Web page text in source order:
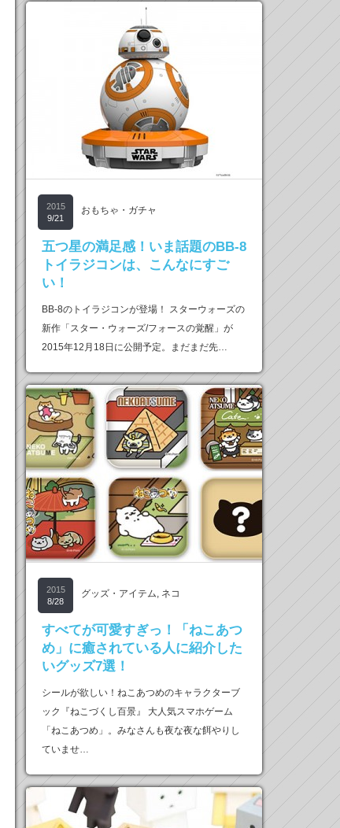
2015
9/21
おもちゃ・ガチャ
五つ星の満足感！いま話題のBB-8
トイラジコンは、こんなにすご
い！
BB-8のトイラジコンが登場！ スターウォーズの
新作「スター・ウォーズ/フォースの覚醒」が
2015年12月18日に公開予定。まだまだ先…
2015
8/28
グッズ・アイテム, ネコ
すべてが可愛すぎっ！「ねこあつ
め」に癒されている人に紹介した
いグッズ7選！
シールが欲しい！ねこあつめのキャラクターブ
ック『ねこづくし百景』 大人気スマホゲーム
「ねこあつめ」。みなさんも夜な夜な餌やりし
ていませ…